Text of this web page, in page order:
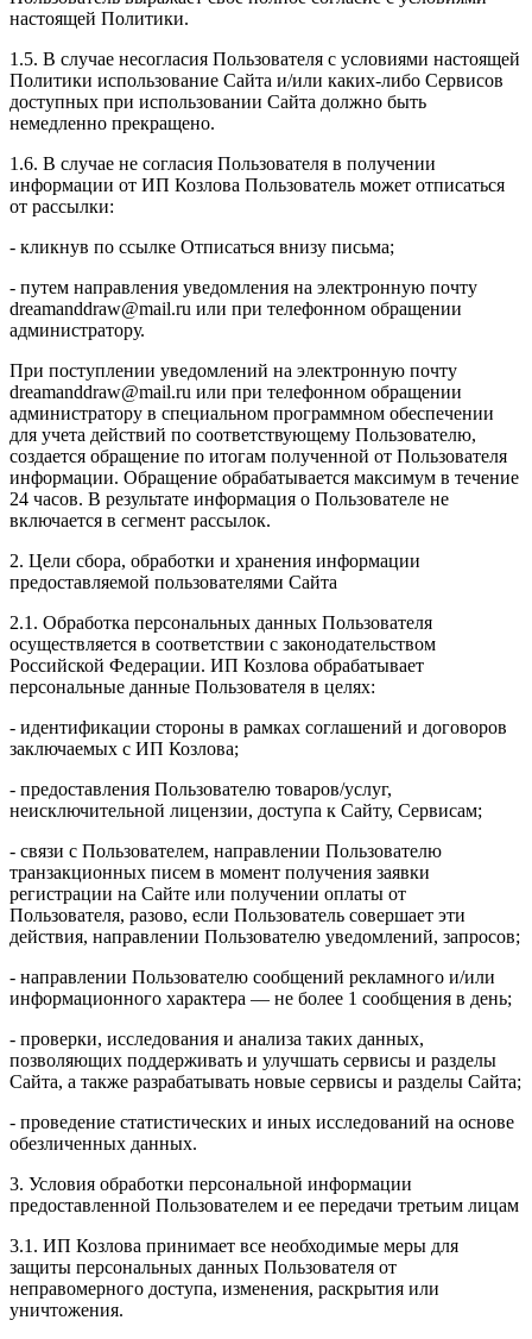
настоящей Политики.
1.5. В случае несогласия Пользователя с условиями настоящей
Политики использование Сайта и/или каких-либо Сервисов
доступных при использовании Сайта должно быть
немедленно прекращено.
1.6. В случае не согласия Пользователя в получении
информации от ИП Козлова Пользователь может отписаться
от рассылки:
- кликнув по ссылке Отписаться внизу письма;
- путем направления уведомления на электронную почту
dreamanddraw@mail.ru или при телефонном обращении
администратору.
При поступлении уведомлений на электронную почту
dreamanddraw@mail.ru или при телефонном обращении
администратору в специальном программном обеспечении
для учета действий по соответствующему Пользователю,
создается обращение по итогам полученной от Пользователя
информации. Обращение обрабатывается максимум в течение
24 часов. В результате информация о Пользователе не
включается в сегмент рассылок.
2. Цели сбора, обработки и хранения информации
предоставляемой пользователями Сайта
2.1. Обработка персональных данных Пользователя
осуществляется в соответствии с законодательством
Российской Федерации. ИП Козловa обрабатывает
персональные данные Пользователя в целях:
- идентификации стороны в рамках соглашений и договоров
заключаемых с ИП Козлова;
- предоставления Пользователю товаров/услуг,
неисключительной лицензии, доступа к Сайту, Сервисам;
- связи с Пользователем, направлении Пользователю
транзакционных писем в момент получения заявки
регистрации на Сайте или получении оплаты от
Пользователя, разово, если Пользователь совершает эти
действия, направлении Пользователю уведомлений, запросов;
- направлении Пользователю сообщений рекламного и/или
информационного характера — не более 1 сообщения в день;
- проверки, исследования и анализа таких данных,
позволяющих поддерживать и улучшать сервисы и разделы
Сайта, а также разрабатывать новые сервисы и разделы Сайта;
- проведение статистических и иных исследований на основе
обезличенных данных.
3. Условия обработки персональной информации
предоставленной Пользователем и ее передачи третьим лицам
3.1. ИП Козлова принимает все необходимые меры для
защиты персональных данных Пользователя от
неправомерного доступа, изменения, раскрытия или
уничтожения.